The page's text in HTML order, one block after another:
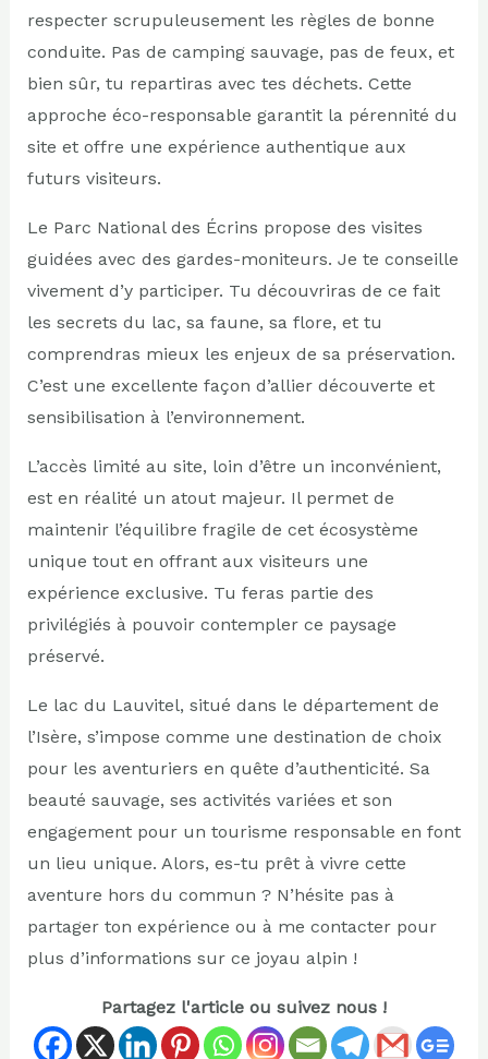
respecter scrupuleusement les règles de bonne
conduite. Pas de camping sauvage, pas de feux, et
bien sûr, tu repartiras avec tes déchets. Cette
approche éco-responsable garantit la pérennité du
site et offre une expérience authentique aux
futurs visiteurs.
Le Parc National des Écrins propose des visites
guidées avec des gardes-moniteurs. Je te conseille
vivement d’y participer. Tu découvriras de ce fait
les secrets du lac, sa faune, sa flore, et tu
comprendras mieux les enjeux de sa préservation.
C’est une excellente façon d’allier découverte et
sensibilisation à l’environnement.
L’accès limité au site, loin d’être un inconvénient,
est en réalité un atout majeur. Il permet de
maintenir l’équilibre fragile de cet écosystème
unique tout en offrant aux visiteurs une
expérience exclusive. Tu feras partie des
privilégiés à pouvoir contempler ce paysage
préservé.
Le lac du Lauvitel, situé dans le département de
l’Isère, s’impose comme une destination de choix
pour les aventuriers en quête d’authenticité. Sa
beauté sauvage, ses activités variées et son
engagement pour un tourisme responsable en font
un lieu unique. Alors, es-tu prêt à vivre cette
aventure hors du commun ? N’hésite pas à
partager ton expérience ou à me contacter pour
plus d’informations sur ce joyau alpin !
Partagez l'article ou suivez nous !